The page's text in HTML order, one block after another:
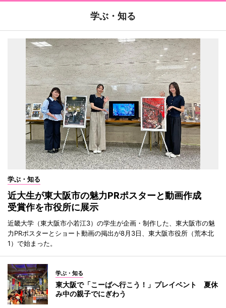
学ぶ・知る
学ぶ・知る
近大生が東大阪市の魅力PRポスターと動画作成
受賞作を市役所に展示
近畿大学（東大阪市小若江3）の学生が企画・制作した、東大阪市の魅
力PRポスターとショート動画の掲出が8月3日、東大阪市役所（荒本北
1）で始まった。
学ぶ・知る
東大阪で「こーばへ行こう！」プレイベント 夏休
み中の親子でにぎわう